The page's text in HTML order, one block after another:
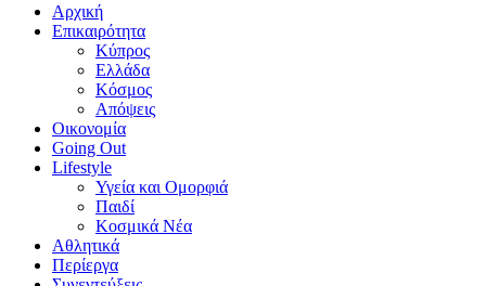
Αρχική
Επικαιρότητα
Κύπρος
Ελλάδα
Κόσμος
Απόψεις
Οικονομία
Going Out
Lifestyle
Υγεία και Ομορφιά
Παιδί
Κοσμικά Νέα
Αθλητικά
Περίεργα